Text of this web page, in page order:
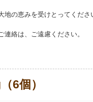
地の恵みを受けとってくださ
絡は、ご遠慮ください。
6個）